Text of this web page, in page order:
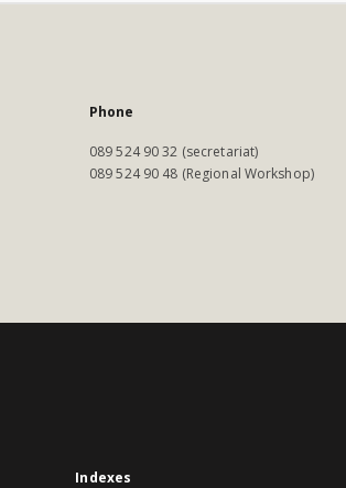
Phone
089 524 90 32 (secretariat)
089 524 90 48 (Regional Workshop)
Indexes